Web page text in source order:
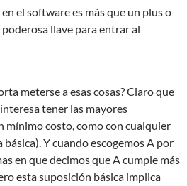
el software es más que un plus o
llave para entrar al
meterse a esas cosas? Claro que
tener las mayores
mínimo costo, como con cualquier
Y cuando escogemos A por
en que decimos que A cumple más
esta suposición básica implica